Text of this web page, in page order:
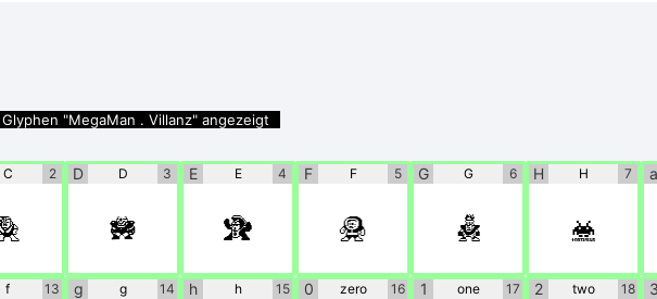
"MegaMan . Villanz" angezeigt
C 2 D D 3
D
E E 4
E
F F 5
F
G G 6
G
H H 7
H
a
f 13 g g 14 h h 15 0 zero 16 1 one 17 2 two 18 3